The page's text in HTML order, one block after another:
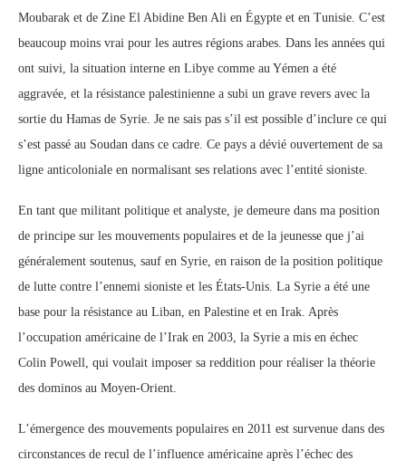
Moubarak et de Zine El Abidine Ben Ali en Égypte et en Tunisie. C’est
beaucoup moins vrai pour les autres régions arabes. Dans les années qui
ont suivi, la situation interne en Libye comme au Yémen a été
aggravée, et la résistance palestinienne a subi un grave revers avec la
sortie du Hamas de Syrie. Je ne sais pas s’il est possible d’inclure ce qui
s’est passé au Soudan dans ce cadre. Ce pays a dévié ouvertement de sa
ligne anticoloniale en normalisant ses relations avec l’entité sioniste.
En tant que militant politique et analyste, je demeure dans ma position
de principe sur les mouvements populaires et de la jeunesse que j’ai
généralement soutenus, sauf en Syrie, en raison de la position politique
de lutte contre l’ennemi sioniste et les États-Unis. La Syrie a été une
base pour la résistance au Liban, en Palestine et en Irak. Après
l’occupation américaine de l’Irak en 2003, la Syrie a mis en échec
Colin Powell, qui voulait imposer sa reddition pour réaliser la théorie
des dominos au Moyen-Orient.
L’émergence des mouvements populaires en 2011 est survenue dans des
circonstances de recul de l’influence américaine après l’échec des